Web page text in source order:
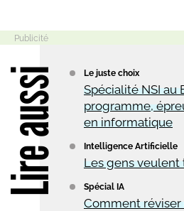
Le juste choix
Spécialité NSI au
programme,
en informatique
Intelligence Artificielle
Les gens
Spécial IA
Comment